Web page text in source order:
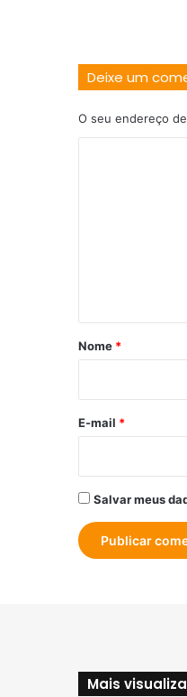
Deixe um
O seu endereço
r
*
Nome *
E-mail *
Salvar meus
Mais